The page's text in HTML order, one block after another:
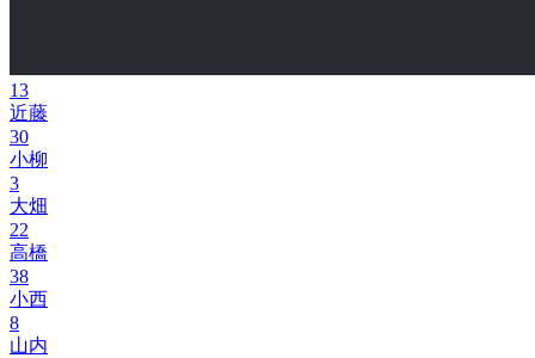
13
近藤
30
小柳
3
大畑
22
高橋
38
小西
8
山内